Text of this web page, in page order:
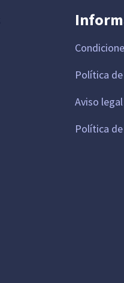
Política
Aviso legal
Política